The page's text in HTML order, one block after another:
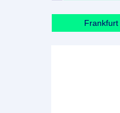
Frankfurt